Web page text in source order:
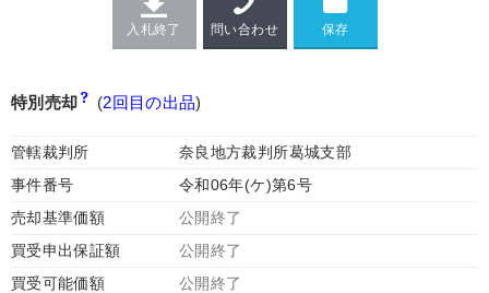
入札終了 問い合わせ
特別売却 (2回目の出品)
管轄裁判所
奈良地方裁判所葛城支部
事件番号
令和06年(ケ)第6号
売却基準価額
公開終了
買受申出保証額
公開終了
買受可能価額
公開終了